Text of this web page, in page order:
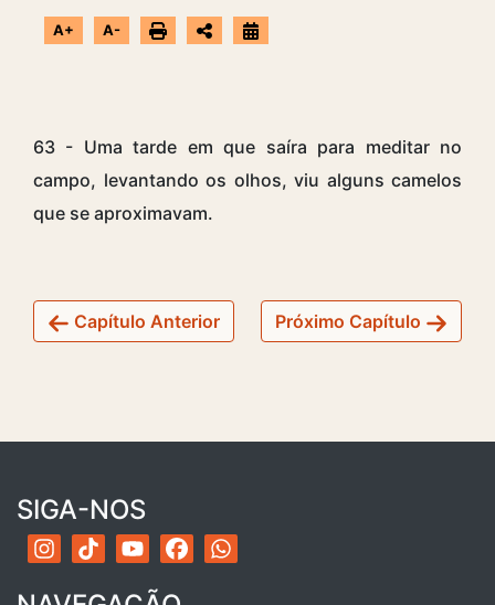
A+ A-
63 - Uma tarde em que saíra para meditar no
campo, levantando os olhos, viu alguns camelos
que se aproximavam.
Capítulo Anterior Próximo Capítulo
SIGA-NOS